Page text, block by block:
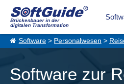
Brückenbauer in der
digitalen Transformation
Software > Personalwesen >
Software zur